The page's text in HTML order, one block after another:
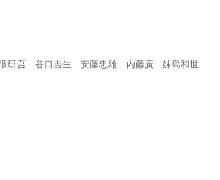
研吾 谷口吉生 安藤忠雄 内藤廣 妹島和世